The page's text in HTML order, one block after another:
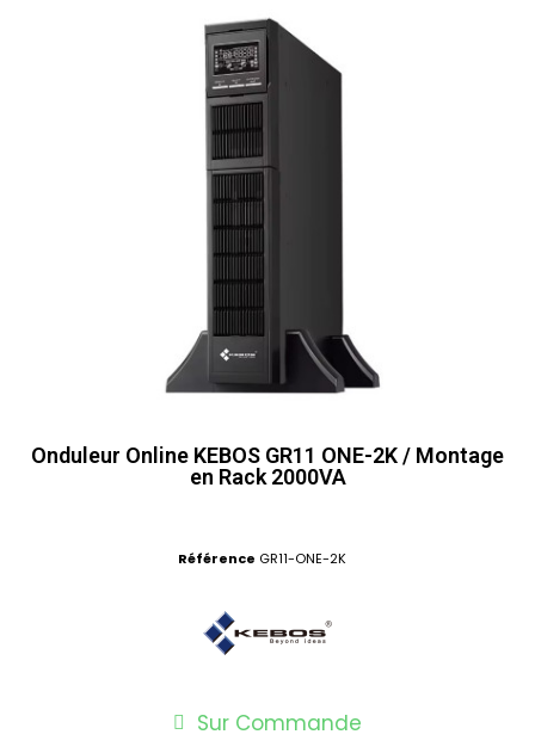
Onduleur Online KEBOS GR11 ONE-2K / Montage
en Rack 2000VA
Référence GR11-ONE-2K
Sur Commande